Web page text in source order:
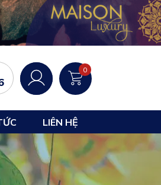
0
LIÊN HỆ